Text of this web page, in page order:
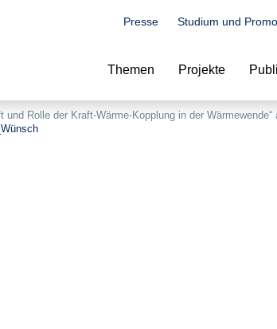
Presse Studium und
Themen Projekte
Rolle der Kraft-Wärme-Kopplung in der